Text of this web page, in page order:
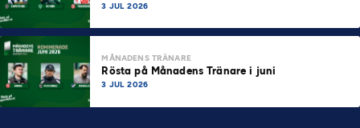
3 JUL 2026
MÅNADENS TRÄNARE
Rösta på Månadens Tränare i juni
3 JUL 2026